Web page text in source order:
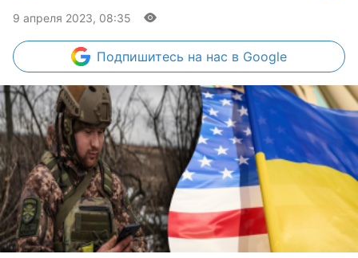
9 апреля 2023, 08:35
Подпишитесь на нас в Google